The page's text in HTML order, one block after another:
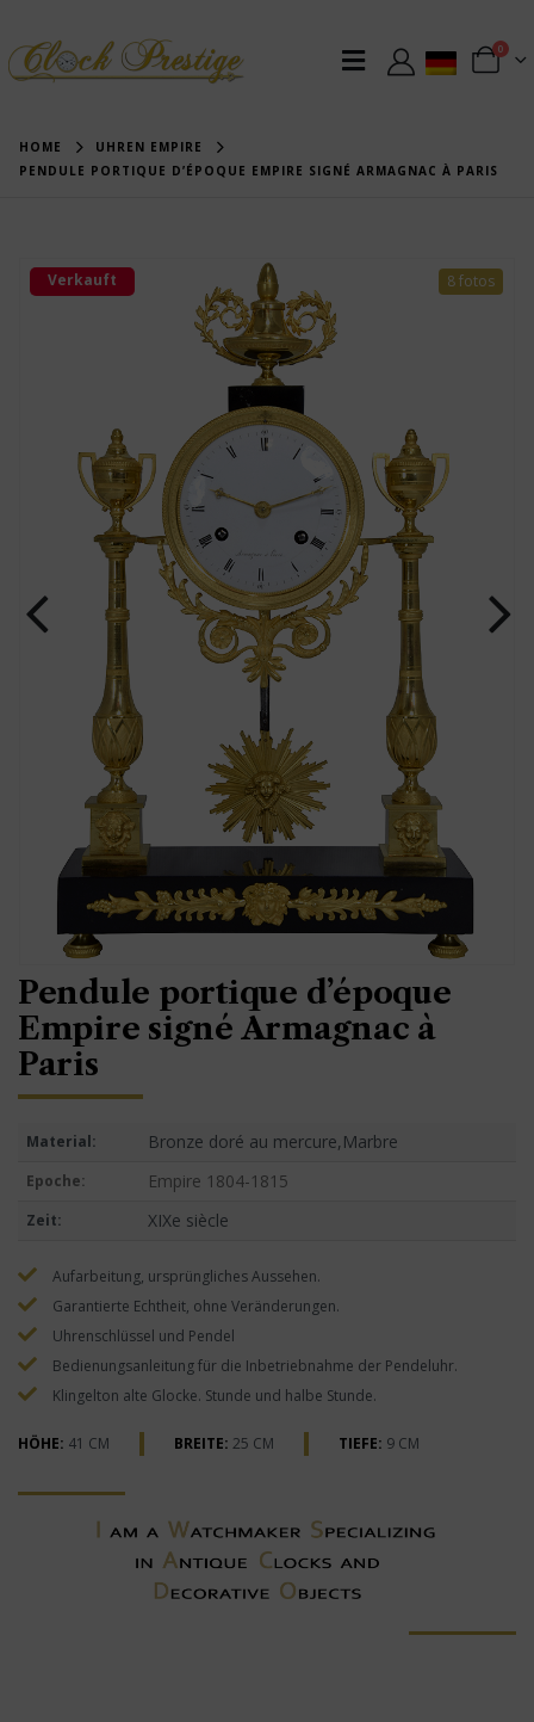
0
HOME
UHREN EMPIRE
PENDULE PORTIQUE D’ÉPOQUE EMPIRE SIGNÉ ARMAGNAC À PARIS
8 fotos
Verkauft
Pendule portique d’époque
Empire signé Armagnac à
Paris
Material: Bronze doré au mercure,Marbre
Epoche: Empire 1804-1815
Zeit: XIXe siècle
Aufarbeitung, ursprüngliches Aussehen.
Garantierte Echtheit, ohne Veränderungen.
Uhrenschlüssel und Pendel
Bedienungsanleitung für die Inbetriebnahme der Pendeluhr.
Klingelton alte Glocke. Stunde und halbe Stunde.
HÖHE: 41 CM BREITE: 25 CM TIEFE: 9 CM